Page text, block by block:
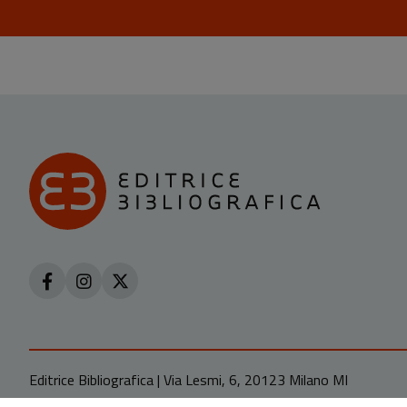
Editrice Bibliografica | Via Lesmi, 6, 20123 Milano MI